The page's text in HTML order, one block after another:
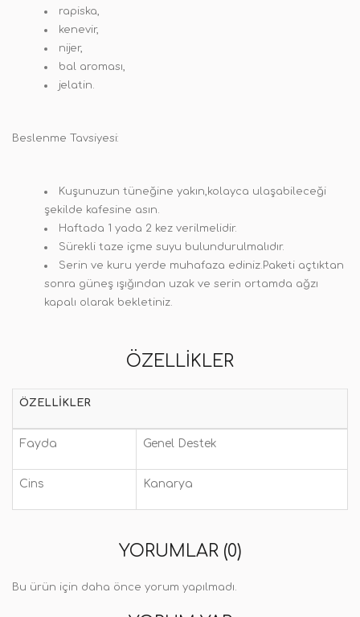
rapiska,
kenevir,
nijer,
bal aroması,
jelatin.
Beslenme Tavsiyesi:
Kuşunuzun tüneğine yakın,kolayca ulaşabileceği
şekilde kafesine asın.
Haftada 1 yada 2 kez verilmelidir.
Sürekli taze içme suyu bulundurulmalıdır.
Serin ve kuru yerde muhafaza ediniz.Paketi açtıktan
sonra güneş ışığından uzak ve serin ortamda ağzı
kapalı olarak bekletiniz.
ÖZELLIKLER
ÖZELLIKLER
Fayda Genel Destek
Cins Kanarya
YORUMLAR (0)
Bu ürün için daha önce yorum yapılmadı.